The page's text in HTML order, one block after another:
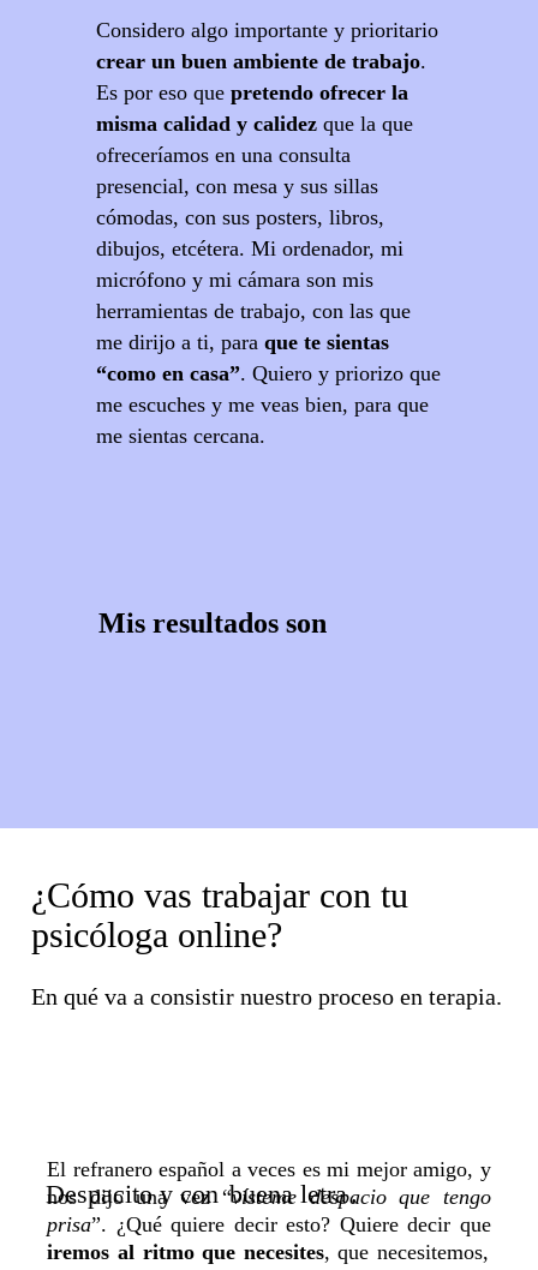
Considero algo importante y prioritario
crear un buen ambiente de trabajo.
Es por eso que pretendo ofrecer la
misma calidad y calidezque la que
ofreceríamos en una consulta
presencial, con mesa y sus sillas
cómodas, con sus posters, libros,
dibujos, etcétera. Mi ordenador, mi
micrófono y mi cámara son mis
herramientas de trabajo, con las que
me dirijo a ti, para que te sientas
“como en casa”. Quiero y priorizo que
me escuches y me veas bien, para que
me sientas cercana.
Mis resultados son
¿Cómo vas trabajar con tu
psicóloga online?
En qué va a consistir nuestro proceso en terapia.
Despacito y conbuena letra.
El refranero español a veces es mi mejor amigo, y
nos dijo una vez “vísteme despacio que tengo
prisa”. ¿Qué quiere decir esto? Quiere decir que
iremos al ritmo que necesites, que necesitemos,